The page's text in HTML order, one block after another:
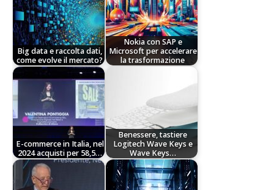
Big data e raccolta dati,
come evolve il mercato?
Nokia con SAP e
Microsoft per accelerare
la trasformazione
E-commerce in Italia, nel
2024 acquisti per 58,5…
Benessere, tastiere
Logitech Wave Keys e
Wave Keys…